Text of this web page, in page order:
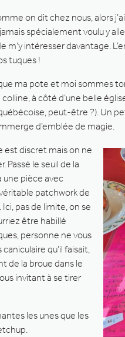
on dit chez nous, alors
spécialement voulu y
m’y intéresser davantage.
tuques !
ma pote et moi sommes
à côté d’une belle
peut-être ?). Un
d’emblée de magie.
est discret mais on ne
Passé le seuil de la
une pièce avec
patchwork de
pas de limite, on se
être habillé
personne ne vous
qu’il faisait,
de la broue dans le
invitant à se tirer
les unes que les